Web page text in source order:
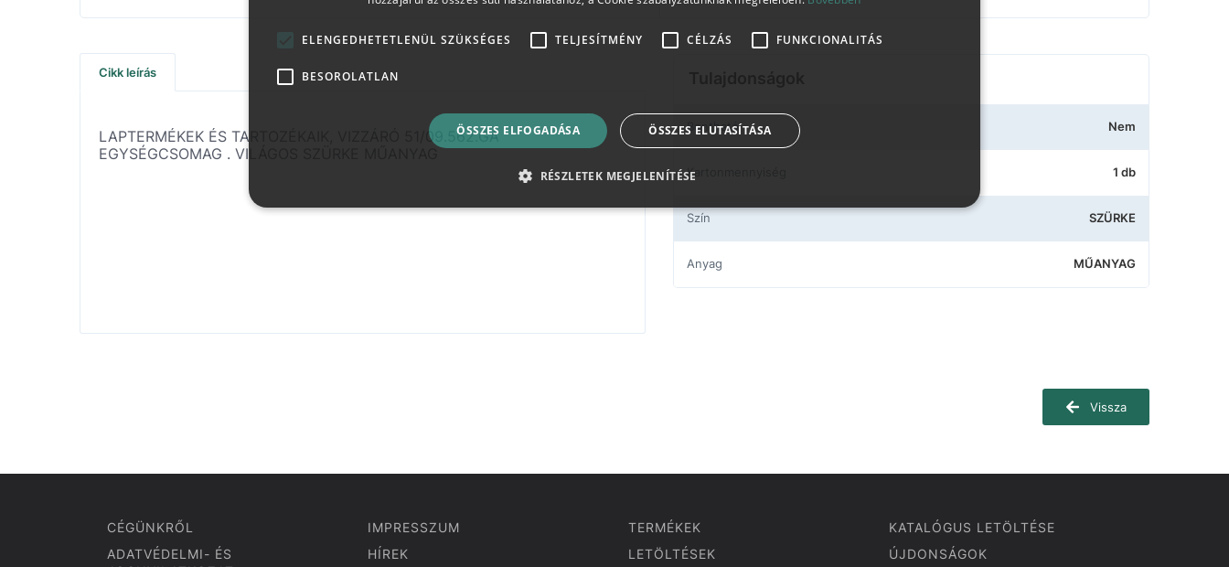
Cikk leírás
LAPTERMÉKEK ÉS TARTOZÉKAIK, VIZZÁRÓ 51/09.562.GA
EGYSÉGCSOMAG . VILÁGOS SZÜRKE MŰANYAG
Bontható Nem
Kartonmennyiség 1 db
Szín SZÜRKE
Anyag MŰANYAG
Vissza
CÉGÜNKRŐL
ADATVÉDELMI- ÉS
IMPRESSZUM
HÍREK
TERMÉKEK
LETÖLTÉSEK
KATALÓGUS LETÖLTÉSE
ÚJDONSÁGOK
ELENGEDHETETLENÜL SZÜKSÉGES TELJESÍTMÉNY CÉLZÁS FUNKCIONALITÁS
BESOROLATLAN
ÖSSZES ELFOGADÁSA ÖSSZES ELUTASÍTÁSA
RÉSZLETEK MEGJELENÍTÉSE